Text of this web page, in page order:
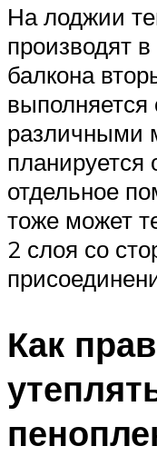
На лоджии
производят
балкона
выполняется
различными
планируется
отдельное
тоже может
2 слоя со
Как